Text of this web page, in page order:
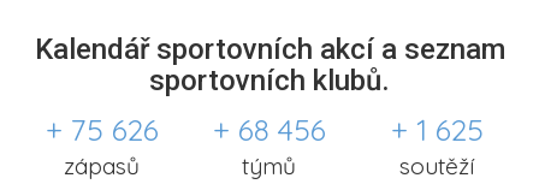
Kalendář sportovních akcí a seznam
sportovních klubů.
+ 75 626
zápasů
+ 68 456
týmů
+ 1 625
soutěží